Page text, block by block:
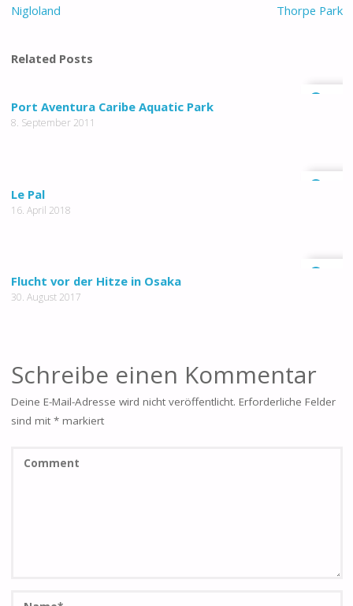
Nigloland Thorpe Park
Related Posts
Port Aventura Caribe Aquatic Park
8. September 2011
Le Pal
16. April 2018
Flucht vor der Hitze in Osaka
30. August 2017
Schreibe einen Kommentar
Deine E-Mail-Adresse wird nicht veröffentlicht. Erforderliche Felder
sind mit *markiert